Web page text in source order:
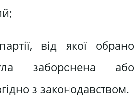
від якої обрано
заборонена або
з законодавством.